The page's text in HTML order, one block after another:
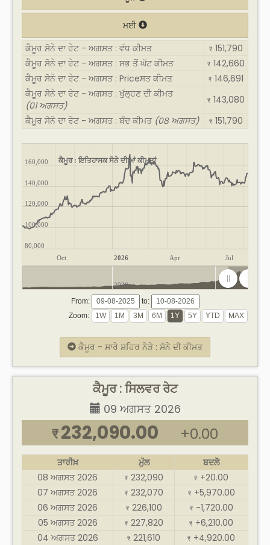
ਮਈ
ਕੈਮੂਰ ਸੋਨੇ ਦਾ ਰੇਟ - ਅਗਸਤ : ਵੱਧ ਕੀਮਤ
₹ 151,790
ਕੈਮੂਰ ਸੋਨੇ ਦਾ ਰੇਟ - ਅਗਸਤ : ਸਭ ਤੋਂ ਘੱਟ ਕੀਮਤ
₹ 142,660
ਕੈਮੂਰ ਸੋਨੇ ਦਾ ਰੇਟ - ਅਗਸਤ : Priceਸਤ ਕੀਮਤ
₹ 146,691
ਕੈਮੂਰ ਸੋਨੇ ਦਾ ਰੇਟ - ਅਗਸਤ : ਖੁੱਲ੍ਹਣ ਦੀ ਕੀਮਤ
(01 ਅਗਸਤ)
₹ 143,080
ਕੈਮੂਰ ਸੋਨੇ ਦਾ ਰੇਟ - ਅਗਸਤ : ਬੰਦ ਕੀਮਤ (08 ਅਗਸਤ) ₹ 151,790
ਕੈਮੂਰ : ਇਤਿਹਾਸਕ ਸੋਨੇ ਦੀਆਂ ਕੀਮਤਾਂ
Oct 2026 Apr Jul
80,000
100,000
120,000
140,000
160,000
2020 2025
From:
to:
Zoom:
ਕੈਮੂਰ - ਸਾਰੇ ਸ਼ਹਿਰ ਨੇੜੇ : ਸੋਨੇ ਦੀ ਕੀਮਤ
ਕੈਮੂਰ : ਸਿਲਵਰ ਰੇਟ
09 ਅਗਸਤ 2026
₹ 232,090.00 +0.00
ਤਾਰੀਖ਼ ਮੁੱਲ
ਬਦਲੋ
08 ਅਗਸਤ 2026
₹ 232,090 ₹ +20.00
07 ਅਗਸਤ 2026
₹ 232,070 ₹ +5,970.00
06 ਅਗਸਤ 2026
₹ 226,100 ₹ -1,720.00
05 ਅਗਸਤ 2026
₹ 227,820 ₹ +6,210.00
04 ਅਗਸਤ 2026
₹ 221,610 ₹ +4,920.00